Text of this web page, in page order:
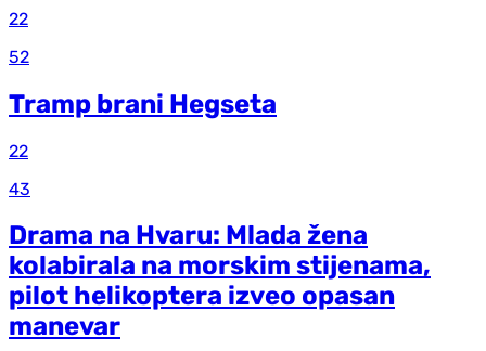
22
52
Tramp brani Hegseta
22
43
Drama na Hvaru: Mlada žena
kolabirala na morskim stijenama,
pilot helikoptera izveo opasan
manevar